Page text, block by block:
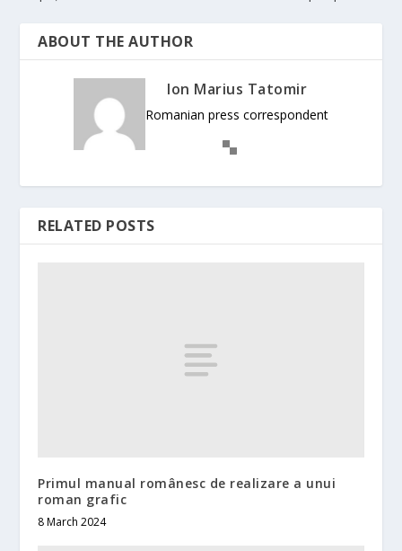
ABOUT THE AUTHOR
Ion Marius Tatomir
Romanian press correspondent
RELATED POSTS
Primul manual românesc de realizare a unui
roman grafic
8 March 2024